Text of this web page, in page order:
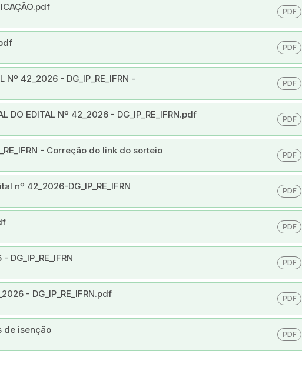
PDF
PDF
42_2026 - DG_IP_RE_IFRN - PDF
DO EDITAL Nº 42_2026 - DG_IP_RE_IFRN.pdf PDF
- Correção do link do sorteio PDF
nº 42_2026-DG_IP_RE_IFRN PDF
PDF
PDF
- DG_IP_RE_IFRN.pdf PDF
de isenção PDF